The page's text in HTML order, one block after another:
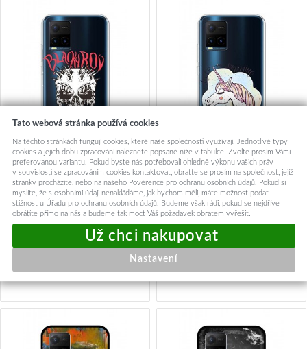
Zadní silikonový kryt na Vivo
Y21s Black Roy
89,-
Okamžité odeslání
Přidat do košíku
Zadní silikonový kryt na Vivo
Y21s Dreaming
89,-
Okamžité odeslání
Přidat do košíku
Tato webová stránka používá cookies
Na těchto stránkách fungují cookies, které naše společnosti využívají. Jednotlivé typy
cookies a jejich dobu zpracování naleznete popsané níže v tabulce. Zvolte prosím Vámi
preferovanou variantu. Pokud byste nás potřebovali ohledně výkonu vašich práv
v souvislosti se zpracováním cookies kontaktovat, obraťte se prosím na společnost, jejíž
stránky procházíte, nebo na našeho Pověřence pro ochranu osobních údajů. Pokud si
myslíte, že s osobními údaji nenakládáme, jak bychom měli, máte možnost podat
stížnost u Úřadu pro ochranu osobních údajů. Budeme však rádi, pokud se nejdříve
obrátíte přímo na nás a budeme tak moct Váš požadavek obratem vyřešit.
Nastavení